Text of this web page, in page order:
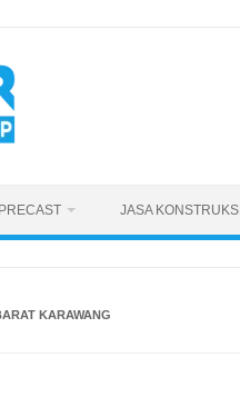
PRECAST JASA KONSTRUKSI
KARAWANG